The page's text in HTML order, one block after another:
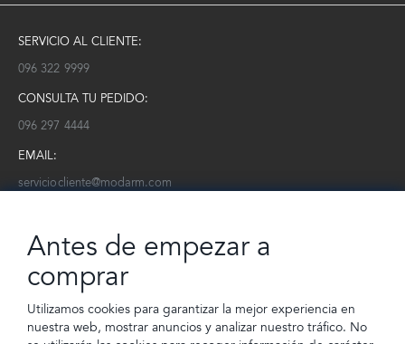
SERVICIO AL CLIENTE:
096 322 9999
CONSULTA TU PEDIDO:
096 297 4444
EMAIL:
serviciocliente@modarm.com
Conoce toda la información sobre últimas colecciones, eventos y
Subscríbete a nuestro newsletter
SUSCRIBIRSE
Antes de empezar a
comprar
Utilizamos cookies para garantizar la mejor experiencia en
nuestra web, mostrar anuncios y analizar nuestro tráfico. No